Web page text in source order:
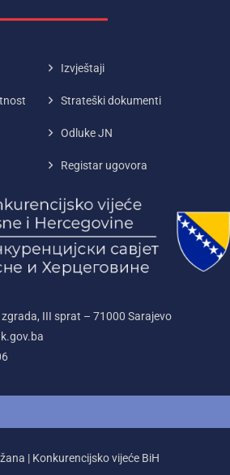
Izvještaji
Strateški dokumenti
Odluke JN
Registar ugovora
III sprat – 71000‌ Sarajevo
| Konkurencijsko vijeće BiH